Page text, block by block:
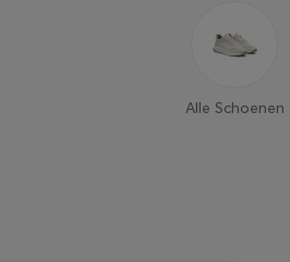
Alle Schoenen